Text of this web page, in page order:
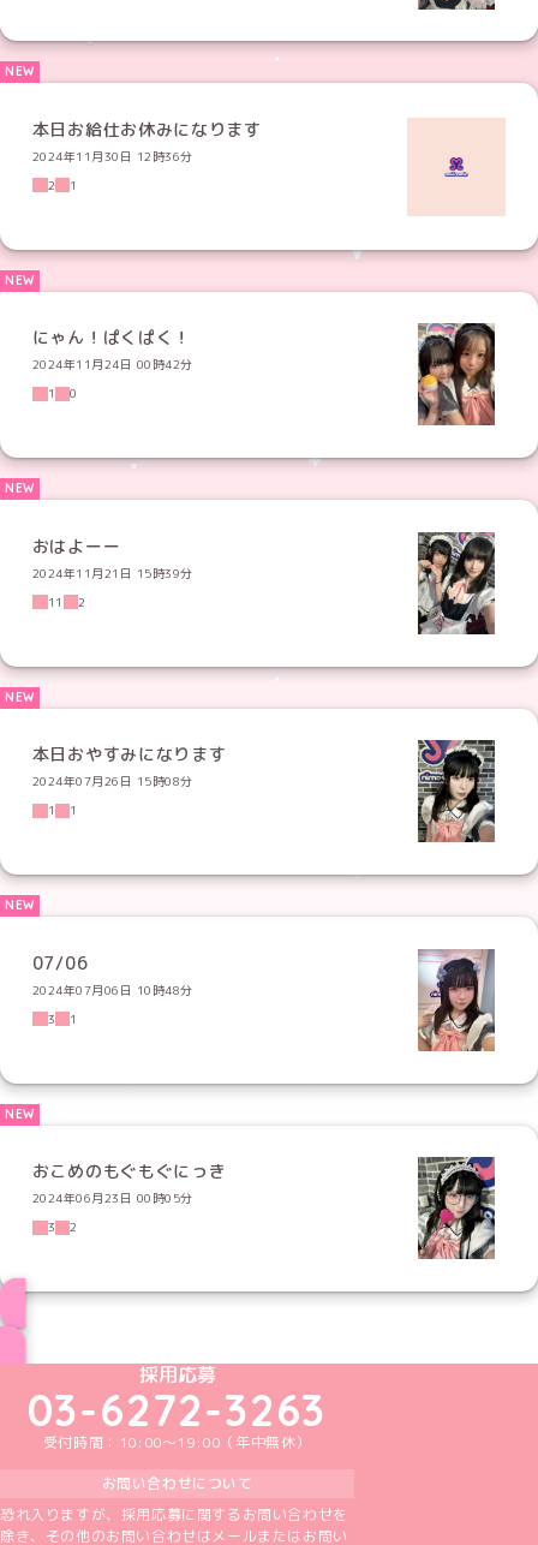
本日お給仕お休みになります
2024年11月30日 12時36分
2
1
にゃん！ぱくぱく！
2024年11月24日 00時42分
1
0
おはよーー
2024年11月21日 15時39分
11
2
本日おやすみになります
2024年07月26日 15時08分
1
1
07/06
2024年07月06日 10時48分
3
1
おこめのもぐもぐにっき
2024年06月23日 00時05分
3
2
めいどりーみんTikTok公式アカウント
めいどりーみんX公式アカウント
めいどりーみんInstagram公式アカウント
めいどりーみんFacebook公式アカウン
めいどりーみんYouTube公式アカ
採用応募
03-6272-3263
受付時間：10:00～19:00（年中無休）
お問い合わせについて
恐れ入りますが、採用応募に関するお問い合わせを
除き、その他のお問い合わせはメールまたはお問い